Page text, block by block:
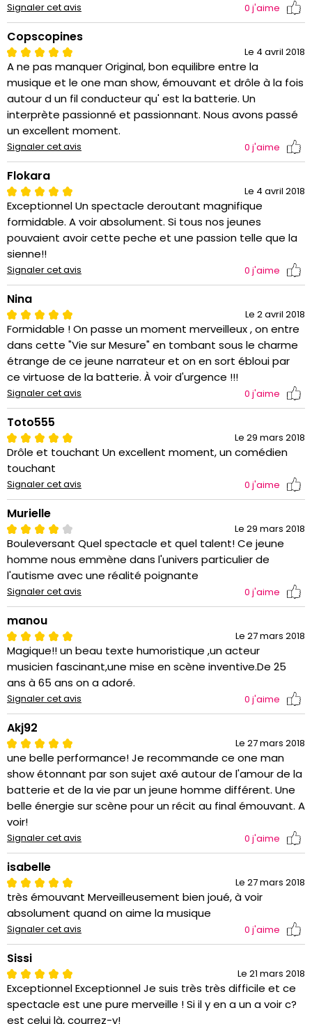
Signaler cet avis 0 j'aime
Copscopines
Le 4 avril 2018
A ne pas manquer Original, bon equilibre entre la
musique et le one man show, émouvant et drôle à la fois
autour d un fil conducteur qu' est la batterie. Un
interprète passionné et passionnant. Nous avons passé
un excellent moment.
Signaler cet avis 0 j'aime
Flokara
Le 4 avril 2018
Exceptionnel Un spectacle deroutant magnifique
formidable. A voir absolument. Si tous nos jeunes
pouvaient avoir cette peche et une passion telle que la
sienne!!
Signaler cet avis 0 j'aime
Nina
Le 2 avril 2018
Formidable ! On passe un moment merveilleux , on entre
dans cette "Vie sur Mesure" en tombant sous le charme
étrange de ce jeune narrateur et on en sort ébloui par
ce virtuose de la batterie. À voir d'urgence !!!
Signaler cet avis 0 j'aime
Toto555
Le 29 mars 2018
Drôle et touchant Un excellent moment, un comédien
touchant
Signaler cet avis 0 j'aime
Murielle
Le 29 mars 2018
Bouleversant Quel spectacle et quel talent! Ce jeune
homme nous emmène dans l'univers particulier de
l'autisme avec une réalité poignante
Signaler cet avis 0 j'aime
manou
Le 27 mars 2018
Magique!! un beau texte humoristique ,un acteur
musicien fascinant,une mise en scène inventive.De 25
ans à 65 ans on a adoré.
Signaler cet avis 0 j'aime
Akj92
Le 27 mars 2018
une belle performance! Je recommande ce one man
show étonnant par son sujet axé autour de l'amour de la
batterie et de la vie par un jeune homme différent. Une
belle énergie sur scène pour un récit au final émouvant. A
voir!
Signaler cet avis 0 j'aime
isabelle
Le 27 mars 2018
très émouvant Merveilleusement bien joué, à voir
absolument quand on aime la musique
Signaler cet avis 0 j'aime
Sissi
Le 21 mars 2018
Exceptionnel Exceptionnel Je suis très très difficile et ce
spectacle est une pure merveille ! Si il y en a un a voir c?
est celui là, courrez-y!